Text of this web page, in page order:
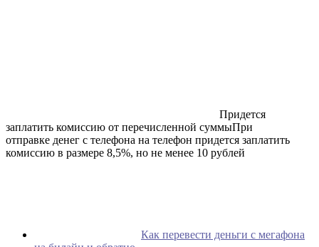
Придется
заплатить комиссию от перечисленной суммыПри
отправке денег с телефона на телефон придется заплатить
комиссию в размере 8,5%, но не менее 10 рублей
Как перевести деньги с мегафона